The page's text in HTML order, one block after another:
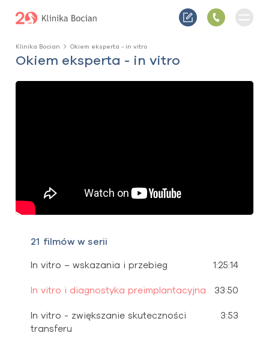
Klinika Bocian Okiem eksperta - in vitro
Okiem eksperta - in vitro
21 filmów w serii
In vitro – wskazania i przebieg 1:25:14
In vitro i diagnostyka preimplantacyjna 33:50
In vitro - zwiększanie skuteczności
transferu
3:53